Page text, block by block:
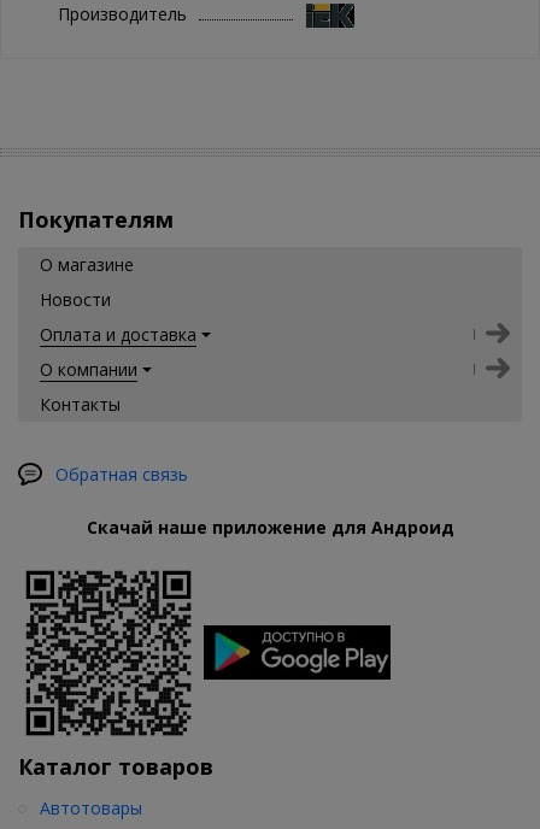
Производитель
Покупателям
О магазине
Новости
Оплата и доставка
О компании
Контакты
Обратная связь
Скачай наше приложение для Андроид
Каталог товаров
Автотовары